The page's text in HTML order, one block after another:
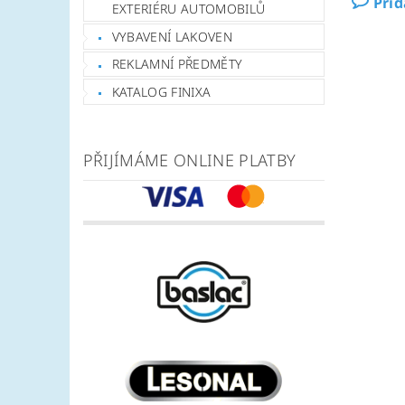
EXTERIÉRU AUTOMOBILŮ
VYBAVENÍ LAKOVEN
REKLAMNÍ PŘEDMĚTY
KATALOG FINIXA
PŘIJÍMÁME ONLINE PLATBY